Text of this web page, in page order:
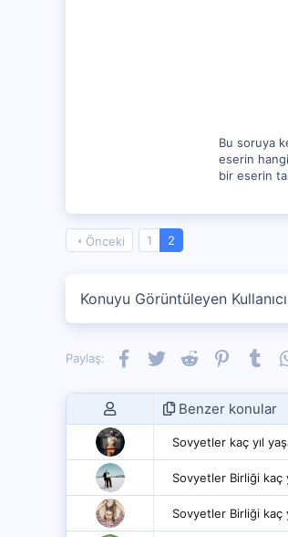
Bu soruya
eserin
bir eserin
Önceki 1 2
Konuyu Görüntüleyen
Paylaş: Facebook
TwitterReddit Pinterest
Benzer konular
Sovyetler kaç yıl
Sovyetler Birliği kaç
Sovyetler Birliği kaç